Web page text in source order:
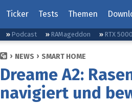
Ticker Tests Themen
Podcast RAMageddon RTX
NEWS SMART HOME
Dreame A2:
navigiert und